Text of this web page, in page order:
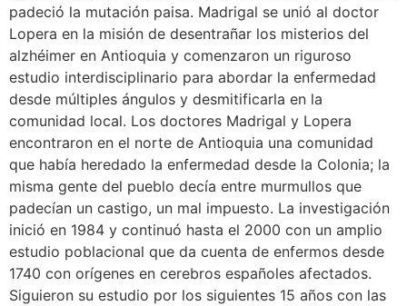
padeció la mutación paisa. Madrigal se unió al doctor
Lopera en la misión de desentrañar los misterios del
alzhéimer en Antioquia y comenzaron un riguroso
estudio interdisciplinario para abordar la enfermedad
desde múltiples ángulos y desmitificarla en la
comunidad local. Los doctores Madrigal y Lopera
encontraron en el norte de Antioquia una comunidad
que había heredado la enfermedad desde la Colonia; la
misma gente del pueblo decía entre murmullos que
padecían un castigo, un mal impuesto. La investigación
inició en 1984 y continuó hasta el 2000 con un amplio
estudio poblacional que da cuenta de enfermos desde
1740 con orígenes en cerebros españoles afectados.
Siguieron su estudio por los siguientes 15 años con las